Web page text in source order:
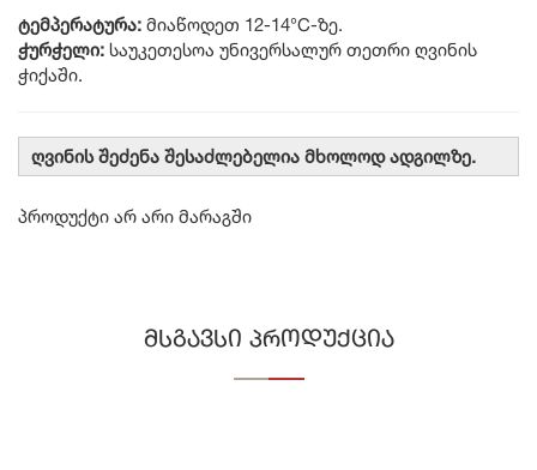
ტემპერატურა: მიაწოდეთ 12-14°C-ზე.
ჭურჭელი: საუკეთესოა უნივერსალურ თეთრი ღვინის
ჭიქაში.
ღვინის შეძენა შესაძლებელია მხოლოდ ადგილზე.
პროდუქტი არ არი მარაგში
მსგავსი პროდუქცია